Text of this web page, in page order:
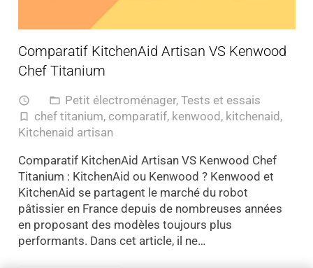
Comparatif KitchenAid Artisan VS Kenwood
Chef Titanium
access_time folder_open Petit électroménager,Tests et essais
turned_in_not chef titanium, comparatif, kenwood, kitchenaid,
Kitchenaid artisan
Comparatif KitchenAid Artisan VS Kenwood Chef
Titanium : KitchenAid ou Kenwood ? Kenwood et
KitchenAid se partagent le marché du robot
pâtissier en France depuis de nombreuses années
en proposant des modèles toujours plus
performants. Dans cet article, il ne…